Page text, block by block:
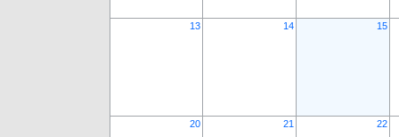
13 14 15
20 21 22